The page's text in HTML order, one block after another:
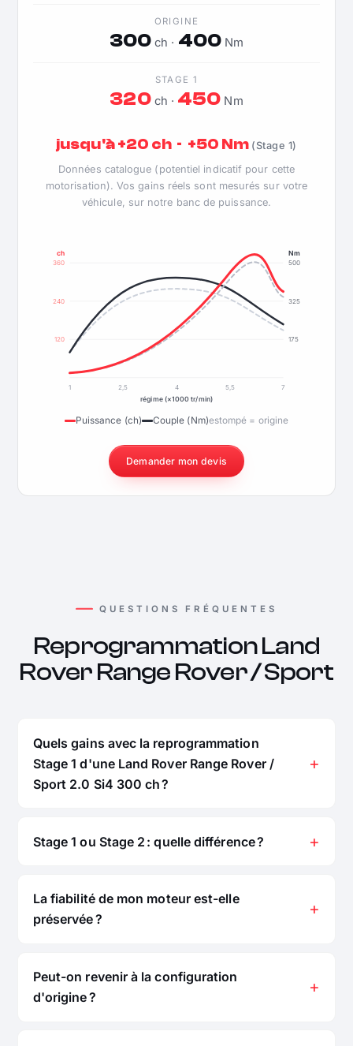
ORIGINE
300 ch · 400Nm
STAGE 1
320ch · 450 Nm
jusqu'à +20 ch · +50 Nm (Stage 1)
Données catalogue (potentiel indicatif pour cette
motorisation). Vos gains réels sont mesurés sur votre
véhicule, sur notre banc de puissance.
120
240
360
175
325
500
ch Nm
1 2,5 4 5,5
7
régime (×1000 tr/min)
Puissance (ch) Couple (Nm)estompé = origine
Demander mon devis
QUESTIONS FRÉQUENTES
Reprogrammation Land
Rover Range Rover / Sport
Quels gains avec la reprogrammation
Stage 1 d'une Land Rover Range Rover /
Sport 2.0 Si4 300 ch ?
Stage 1 ou Stage 2 : quelle différence ?
La fiabilité de mon moteur est-elle
préservée ?
Peut-on revenir à la configuration
d'origine ?